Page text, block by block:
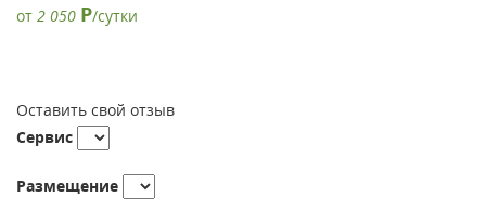
от 2 050 Р/сутки
Оставить свой отзыв
Сервис
Размещение